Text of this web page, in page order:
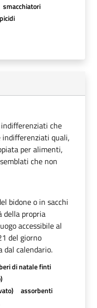
smacchiatori
che
indifferenziati quali,
per alimenti,
che non
bidone o in sacchi
della propria
accessibile al
del giorno
dal calendario.
di natale finti
assorbenti